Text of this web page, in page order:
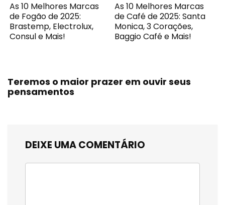
As 10 Melhores Marcas
de Fogão de 2025:
Brastemp, Electrolux,
Consul e Mais!
As 10 Melhores Marcas
de Café de 2025: Santa
Monica, 3 Corações,
Baggio Café e Mais!
Teremos o maior prazer em ouvir seus
pensamentos
DEIXE UMA COMENTÁRIO